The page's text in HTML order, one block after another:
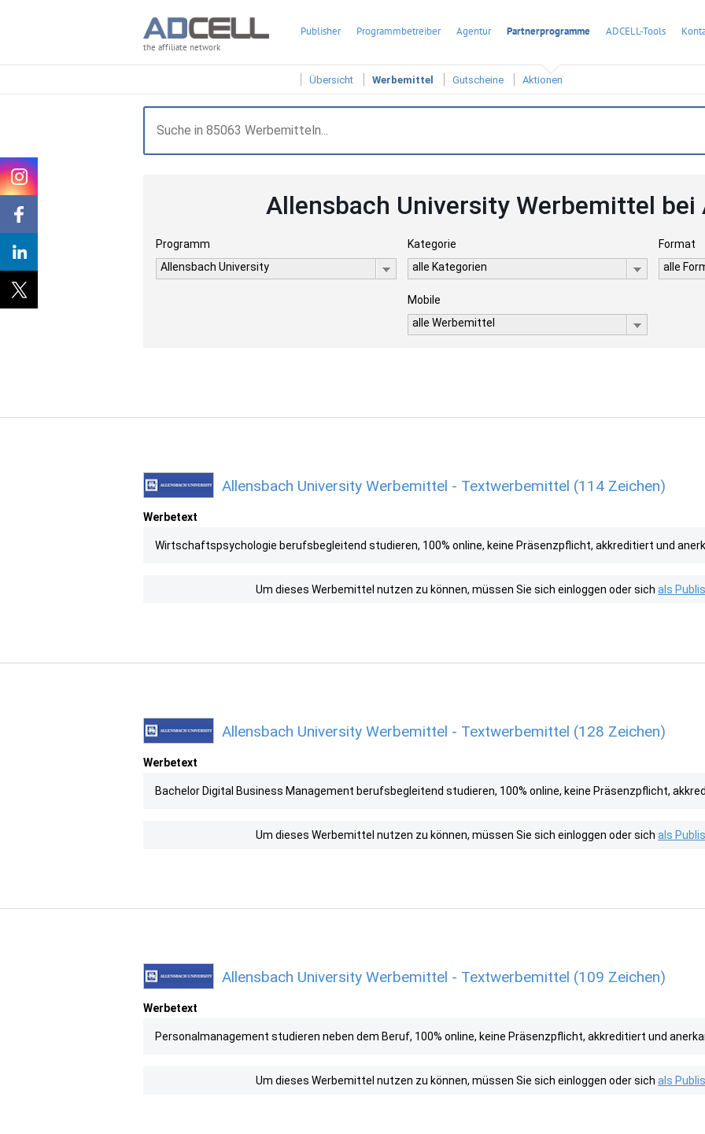
the affiliate network
Publisher Programmbetreiber Agentur Partnerprogramme ADCELL-Tools
Übersicht Werbemittel Gutscheine Aktionen
Allensbach University Werbemittel bei
Programm
Allensbach University
Kategorie
alle Kategorien
Format
alle
Mobile
alle Werbemittel
Allensbach University Werbemittel - Textwerbemittel (114 Zeichen)
Werbetext
Wirtschaftspsychologie berufsbegleitend studieren, 100% online, keine Präsenzpflicht, akkreditiert und
Um dieses Werbemittel nutzen zu können, müssen Sie sich einloggen oder sich als
Allensbach University Werbemittel - Textwerbemittel (128 Zeichen)
Werbetext
Bachelor Digital Business Management berufsbegleitend studieren, 100% online, keine Präsenzpflicht,
Um dieses Werbemittel nutzen zu können, müssen Sie sich einloggen oder sich als
Allensbach University Werbemittel - Textwerbemittel (109 Zeichen)
Werbetext
Personalmanagement studieren neben dem Beruf, 100% online, keine Präsenzpflicht, akkreditiert und
Um dieses Werbemittel nutzen zu können, müssen Sie sich einloggen oder sich als